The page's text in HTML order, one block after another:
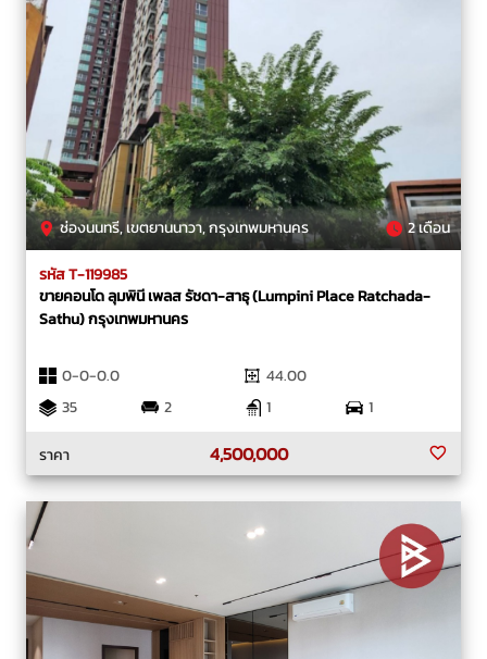
ช่องนนทรี, เขตยานนาวา, กรุงเทพมหานคร 2 เดือน
รหัส T-119985
ขายคอนโด ลุมพินี เพลส รัชดา-สาธุ (Lumpini Place Ratchada-
Sathu) กรุงเทพมหานคร
0-0-0.0
44.00
35
2 1
1
ราคา
4,500,000